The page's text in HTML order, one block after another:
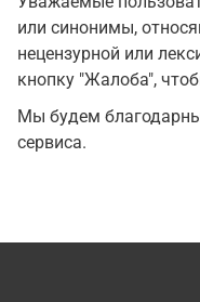
или синонимы,
нецензурной или
кнопку "Жалоба",
Мы будем
сервиса.